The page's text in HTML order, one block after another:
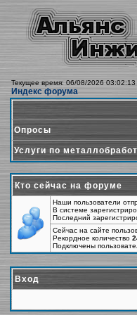
Текущее время: 06/08/2026 03:02:13
Индекс форума
Опросы
Услуги по
Кто сейчас на форуме
Наши пользователи
В системе
Последний
Сейчас на сайте
Рекордное количество
Подключены
Вход